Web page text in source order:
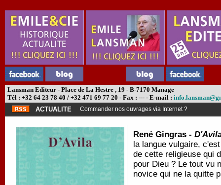
Lansman Editeur - Place de La Hestre , 19 - B-7170 Manage
Tél : +32 64 23 78 40 / +32 471 69 77 20 - Fax : --- - E-mail :
ACTUALITE
Commander nos ouvrages via Internet ?
René Gingras -
la langue vulgaire,
de cette religieuse qui
pour Dieu ? Le tout vu
novice qui ne la quitte